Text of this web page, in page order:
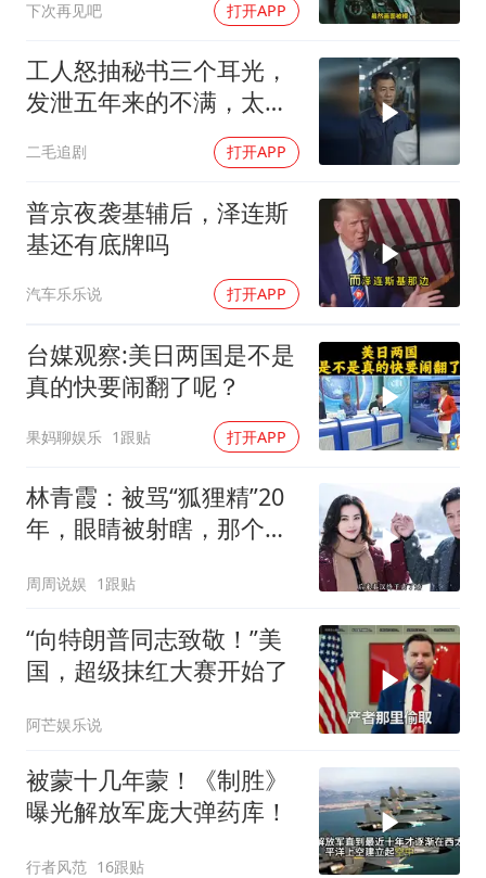
灌溉水坝被隔成鱼塘 村民投诉20余年
奋力开创中国式现代化建设新局面
下次再见吧 打开APP
工人怒抽秘书三个耳光，
发泄五年来的不满，太解
二毛追剧 打开APP
普京夜袭基辅后，泽连斯
基还有底牌吗
汽车乐乐说 打开APP
台媒观察:美日两国是不是
真的快要闹翻了呢？
果妈聊娱乐 1跟贴 打开APP
林青霞：被骂“狐狸精”20
年，眼睛被射瞎，那个男
钱？”
周周说娱 1跟贴
“向特朗普同志致敬！”美
国，超级抹红大赛开始了
阿芒娱乐说
被蒙十几年蒙！《制胜》
曝光解放军庞大弹药库！
行者风范 16跟贴